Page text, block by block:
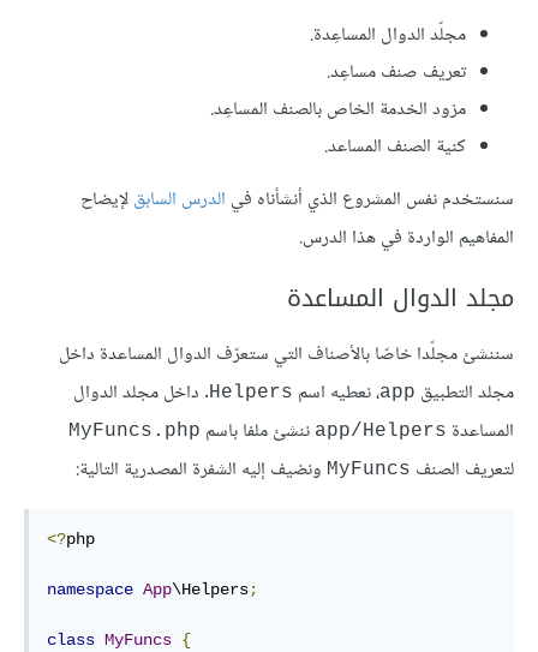
مجلّد الدوال المساعِدة.
تعريف صنف مساعِد.
مزود الخدمة الخاص بالصنف المساعِد.
كنية الصنف المساعد.
سنستخدم نفس المشروع الذي أنشأناه في الدرس السابقلإيضاح
المفاهيم الواردة في هذا الدرس.
مجلد الدوال المساعدة
سننشئ مجلّدا خاصّا بالأصناف التي ستعرّف الدوال المساعدة داخل
مجلد التطبيق app، نعطيه اسم Helpers. داخل مجلد الدوال
المساعدة app/Helpers ننشئ ملفا باسم MyFuncs.php
لتعريف الصنف MyFuncs ونضيف إليه الشفرة المصدرية التالية:
<?php
namespace App\Helpers;
class MyFuncs {